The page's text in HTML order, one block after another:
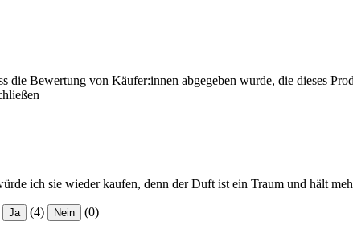
die Bewertung von Käufer:innen abgegeben wurde, die dieses
ich sie wieder kaufen, denn der Duft ist ein Traum und hält
Ja (4) Nein (0)